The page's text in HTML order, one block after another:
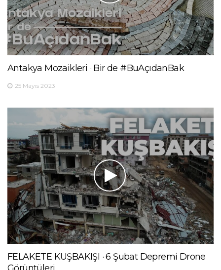
Antakya Mozaikleri · Bir de #BuAçıdanBak
25 Mayıs 2023
FELAKETE KUŞBAKIŞI · 6 Şubat Depremi Drone
Görüntüleri